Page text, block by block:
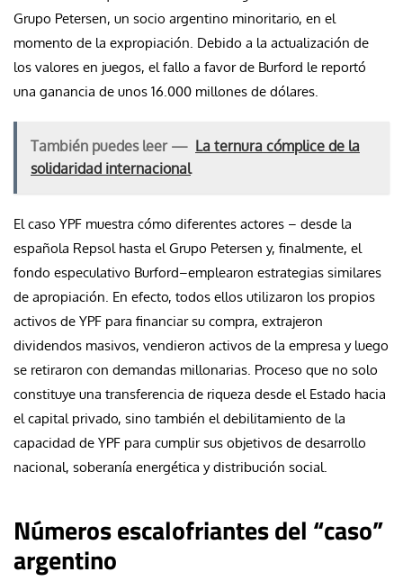
Grupo Petersen, un socio argentino minoritario, en el
momento de la expropiación. Debido a la actualización de
los valores en juegos, el fallo a favor de Burford le reportó
una ganancia de unos 16.000 millones de dólares.
También puedes leer — La ternura cómplice de la
solidaridad internacional
El caso YPF muestra cómo diferentes actores – desde la
española Repsol hasta el Grupo Petersen y, finalmente, el
fondo especulativo Burford–emplearon estrategias similares
de apropiación. En efecto, todos ellos utilizaron los propios
activos de YPF para financiar su compra, extrajeron
dividendos masivos, vendieron activos de la empresa y luego
se retiraron con demandas millonarias. Proceso que no solo
constituye una transferencia de riqueza desde el Estado hacia
el capital privado, sino también el debilitamiento de la
capacidad de YPF para cumplir sus objetivos de desarrollo
nacional, soberanía energética y distribución social.
Números escalofriantes del “caso”
argentino